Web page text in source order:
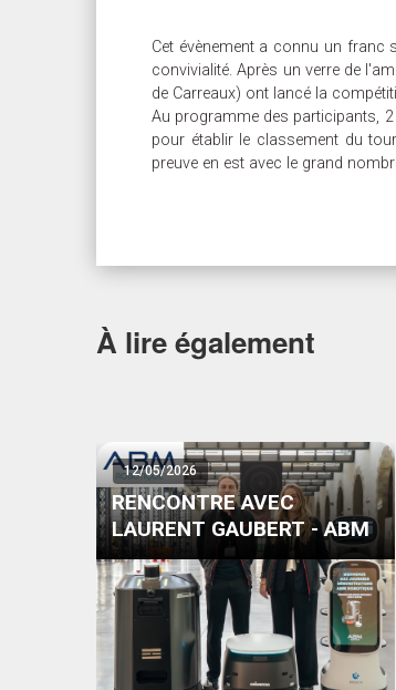
Cet évènement a connu un franc
convivialité. Après un verre de
de Carreaux) ont lancé la
Au programme des participants,
pour établir le classement du
preuve en est avec le grand
À lire également
12/05/2026
RENCONTRE AVEC
LAURENT GAUBERT - ABM